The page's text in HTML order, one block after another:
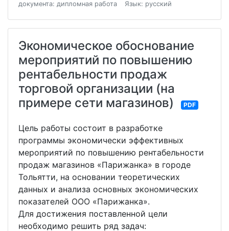
документа: дипломная работа
Язык: русский
Экономическое обоснование
мероприятий по повышению
рентабельности продаж
торговой организации (на
примере сети магазинов)
PDF
Цель работы состоит в разработке
программы экономически эффективных
мероприятий по повышению рентабельности
продаж магазинов «Парижанка» в городе
Тольятти, на основании теоретических
данных и анализа основных экономических
показателей ООО «Парижанка».
Для достижения поставленной цели
необходимо решить ряд задач: